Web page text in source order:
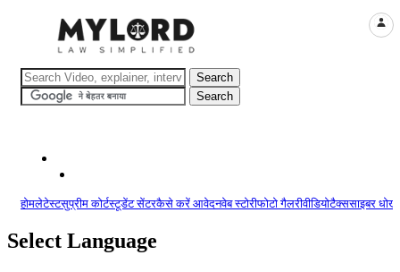
होमलेटेस्टसुप्रीम कोर्टस्टूडेंट सेंटरकैसे करें आवेदनवेब स्टोरीफोटो गैलरीवीडियोटैक्ससाइबर
Select Language